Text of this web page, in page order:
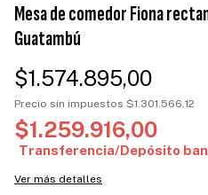
Mesa de comedor Fiona
Guatambú
$1.574.895,00
Precio sin impuestos $1.301.566,12
$1.259.916,00
Ver más detalles